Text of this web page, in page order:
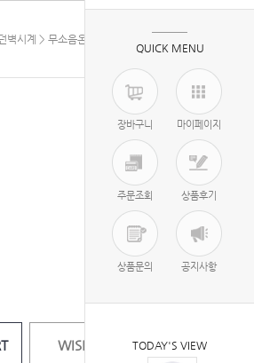
QUICK MENU
장바구니 마이페이지
주문조회 상품후기
상품문의 공지사항
TODAY'S VIEW
벽시계 > 무소음온습도벽시계350_화이트
WISH LIST